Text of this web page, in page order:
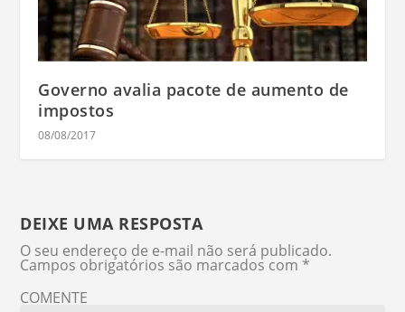
Governo avalia pacote de aumento de
impostos
08/08/2017
DEIXE UMA RESPOSTA
O seu endereço de e-mail não será publicado.
Campos obrigatórios são marcados com *
COMENTE